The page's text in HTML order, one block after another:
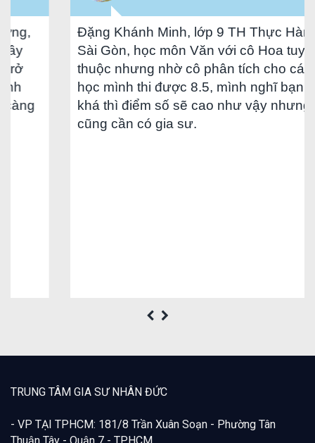
Đặng Khánh Minh, lớp 9 TH Thực Hành
Sài Gòn, học môn Văn với cô Hoa tuy khó
thuộc nhưng nhờ cô phân tích cho cách
học mình thi được 8.5, mình nghĩ bạn nào
khá thì điểm số sẽ cao như vậy nhưng
cũng cần có gia sư.
TRUNG TÂM GIA SƯ NHÂN ĐỨC
- VP TẠI TPHCM: 181/8 Trần Xuân Soạn - Phường Tân